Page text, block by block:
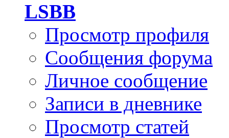
LSBB
Просмотр профиля
Сообщения форума
Личное сообщение
Записи в дневнике
Просмотр статей